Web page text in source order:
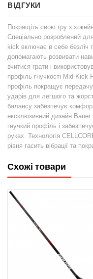
ВІДГУКИ
Покращіть свою гру з
Спеціально розроблений
kick включає в себе безліч
допомагають розвивати
вчитися грати і
профіль гнучкості Mid-
профіль покращує передачу
ударів для легшого та
балансу забезпечує
ексклюзивний дизайн
гнучкий профіль і
руках. Технологія
рівня гасить вібрації та
Схожі товари